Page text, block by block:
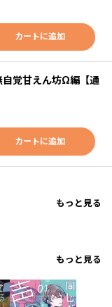
カートに追加
覚甘えん坊Ω編【通
カートに追加
もっと見る
もっと見る